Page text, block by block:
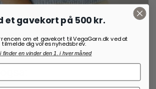
35,00kr.
et gavekort på 500 kr.
om et gavekort til VegaGarn.dk ved at
tilmelde dig vores nyhedsbrev.
finder en vinder den 1. i hver måned